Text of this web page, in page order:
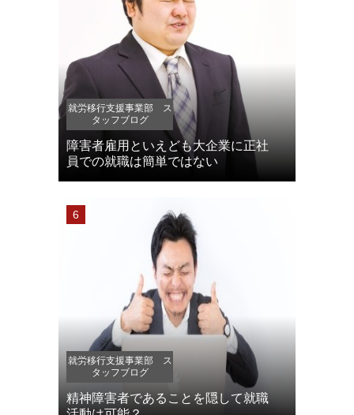
就労移行支援事業部 ス
タッフブログ
障害者雇用といえども大企業に正社
員での就職は簡単ではない
就労移行支援事業部 ス
タッフブログ
精神障害者であることを隠して就職